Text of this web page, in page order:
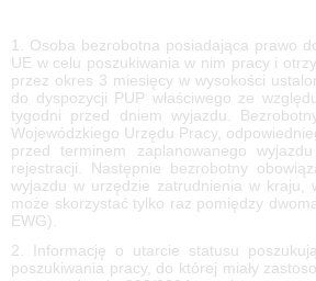
1. Osoba bezrobotna posiadająca prawo
UE w celu poszukiwania w nim pracy i
przez okres 3 miesięcy w wysokości
do dyspozycji PUP właściwego ze
tygodni przed dniem wyjazdu.
Wojewódzkiego Urzędu Pracy,
przed terminem zaplanowanego
rejestracji. Następnie bezrobotny
wyjazdu w urzędzie zatrudnienia w kraju,
może skorzystać tylko raz pomiędzy
EWG).
2. Informację o utarcie statusu
poszukiwania pracy, do której miały